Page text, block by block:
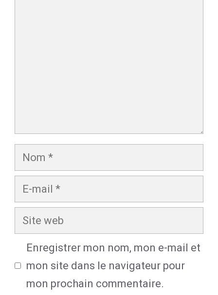
Nom
E-
mail
Site
web
Enregistrer mon nom, mon e-mail et
mon site dans le navigateur pour
mon prochain commentaire.